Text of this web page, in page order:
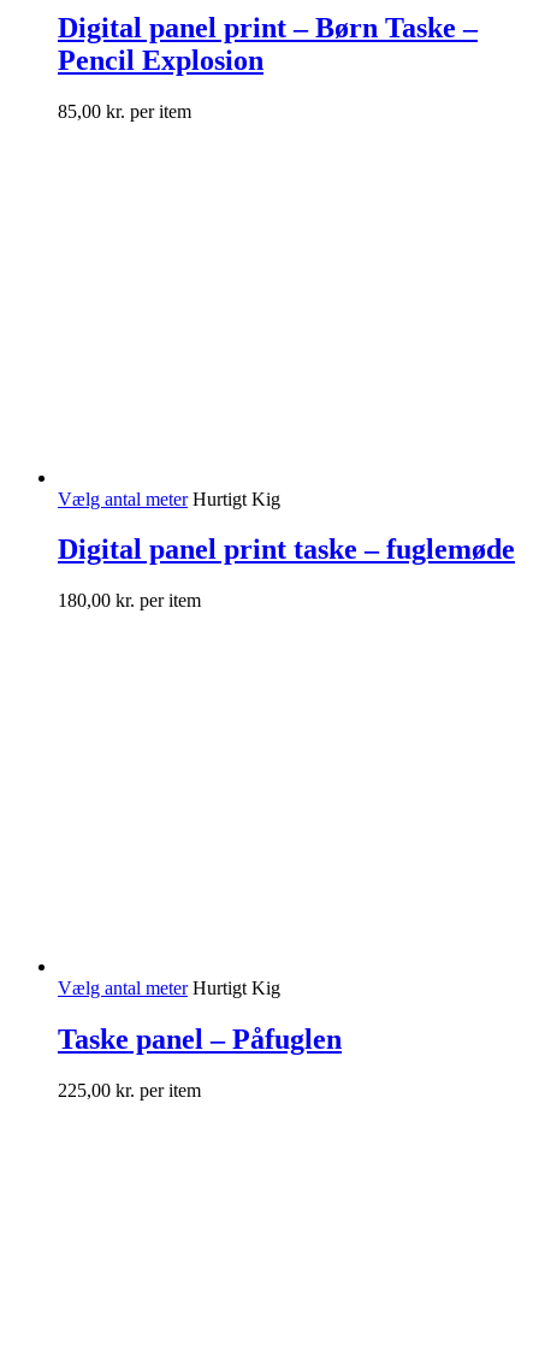
Digital panel print – Børn Taske –
Pencil Explosion
85,00 kr. per item
Vælg antal meter Hurtigt Kig
Digital panel print taske – fuglemøde
180,00 kr. per item
Vælg antal meter Hurtigt Kig
Taske panel – Påfuglen
225,00 kr. per item